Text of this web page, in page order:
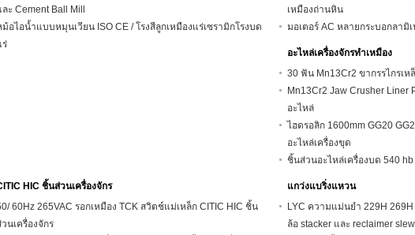
ะ Cement Ball Mill
อไอน้ำแบบหมุนเวียน ISO CE / โรงสีลูกเหมืองแร่เซรามิกโรงบด
ร่
เหมืองถ่านหิน
มอเตอร์ AC หลายกระบอกลามิ
อะไหล่เครื่องจักรทำเหมือง
30 ฟัน Mn13Cr2 ขากรรไกรเ
Mn13Cr2 Jaw Crusher Liner
อะไหล่
ไฮดรอลิก 1600mm GG20
อะไหล่เครื่องขุด
ชิ้นส่วนอะไหล่เครื่องบด 540 hb
HIC ชิ้นส่วนเครื่องจักร
60Hz 265VAC รอกเหมือง TCK สวิตช์แม่เหล็ก CITIC HIC ชิ้น
นเครื่องจักร
แกว่งแบริ่งแหวน
LYC ความแม่นยำ 229H
ล้อ stacker และ reclaimer